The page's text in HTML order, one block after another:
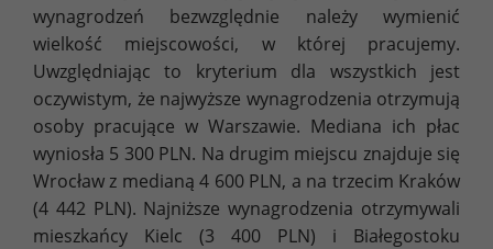
wynagrodzeń bezwzględnie należy wymienić
wielkość miejscowości, w której pracujemy.
Uwzględniając to kryterium dla wszystkich jest
oczywistym, że najwyższe wynagrodzenia otrzymują
osoby pracujące w Warszawie. Mediana ich płac
wyniosła 5 300 PLN. Na drugim miejscu znajduje się
Wrocław z medianą 4 600 PLN, a na trzecim Kraków
(4 442 PLN). Najniższe wynagrodzenia otrzymywali
mieszkańcy Kielc (3 400 PLN) i Białegostoku